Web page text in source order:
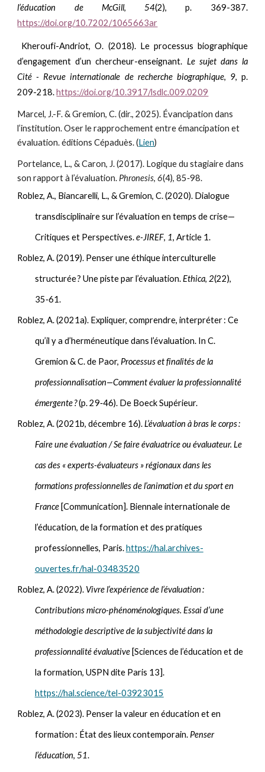
l’éducation de McGill,54(2), p. 369-387.
https://doi.org/10.7202/1065663ar
Kheroufi-Andriot, O. (2018). Le processus biographique
d’engagement d’un chercheur-enseignant. Le sujet dans la
Cité - Revue internationale de recherche biographique, 9, p.
209-218.https://doi.org/10.3917/lsdlc.009.0209
Marcel, J.-F. & Gremion, C. (dir., 2025). Évancipation dans
l’institution. Oser le rapprochement entre émancipation et
évaluation. éditions Cépaduès. (Lien)
Portelance, L., & Caron, J. (2017). Logique du stagiaire dans
son rapport à l’évaluation. Phronesis,6(4), 85‑98.
Roblez, A., Biancarelli, L., & Gremion, C. (2020). Dialogue
transdisciplinaire sur l’évaluation en temps de crise—
Critiques et Perspectives.e-JIREF, 1, Article 1.
Roblez, A. (2019). Penser une éthique interculturelle
structurée ? Une piste par l’évaluation.Ethica, 2(22),
35‑61.
Roblez, A. (2021a). Expliquer, comprendre, interpréter : Ce
qu’il y a d’herméneutique dans l’évaluation. In C.
Gremion & C. de Paor, Processus et finalités de la
professionnalisation—Comment évaluer la professionnalité
émergente ?(p. 29‑46). De Boeck Supérieur.
Roblez, A. (2021b, décembre 16).L’évaluation à bras le corps :
Faire une évaluation / Se faire évaluatrice ou évaluateur. Le
cas des « experts-évaluateurs » régionaux dans les
formations professionnelles de l’animation et du sport en
France[Communication]. Biennale internationale de
l’éducation, de la formation et des pratiques
professionnelles, Paris.https://hal.archives-
ouvertes.fr/hal-03483520
Roblez, A. (2022). Vivre l’expérience de l’évaluation :
Contributions micro-phénoménologiques. Essai d’une
méthodologie descriptive de la subjectivité dans la
professionnalité évaluative[Sciences de l’éducation et de
la formation, USPN dite Paris 13].
https://hal.science/tel-03923015
Roblez, A. (2023). Penser la valeur en éducation et en
formation : État des lieux contemporain. Penser
l’éducation, 51.